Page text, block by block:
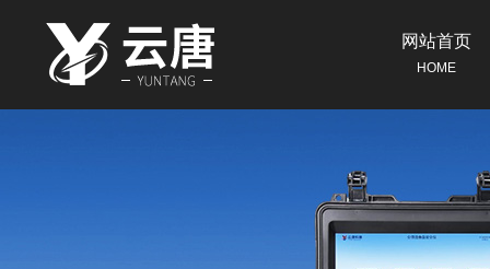
网站首页
HOME